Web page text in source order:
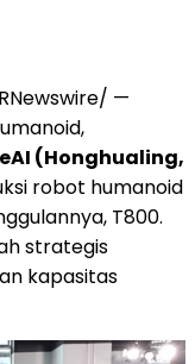
—
(Honghualing,
robot humanoid
T800.
strategis
kapasitas